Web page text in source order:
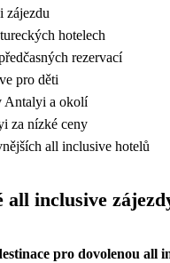
zájezdu
hotelech
rezervací
pro děti
Antalyi a okolí
za nízké ceny
all inclusive hotelů
all inclusive
pro dovolenou all